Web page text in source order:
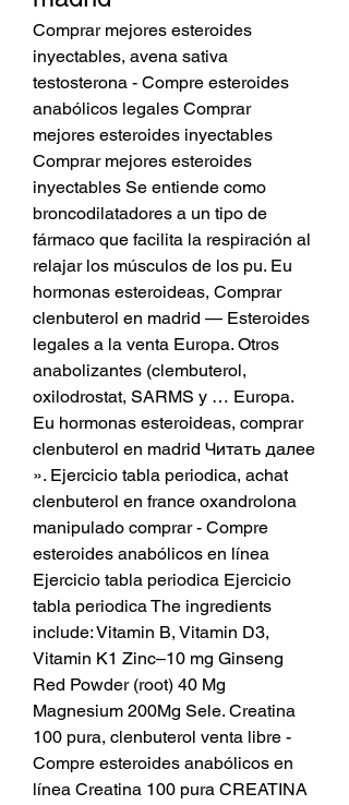
Comprar mejores esteroides
inyectables, avena sativa
testosterona - Compre esteroides
anabólicos legales Comprar
mejores esteroides inyectables
Comprar mejores esteroides
inyectables Se entiende como
broncodilatadores a un tipo de
fármaco que facilita la respiración al
relajar los músculos de los pu. Eu
hormonas esteroideas, Comprar
clenbuterol en madrid — Esteroides
legales a la venta Europa. Otros
anabolizantes (clembuterol,
oxilodrostat, SARMS y … Europa.
Eu hormonas esteroideas, comprar
clenbuterol en madrid Читать далее
». Ejercicio tabla periodica, achat
clenbuterol en france oxandrolona
manipulado comprar - Compre
esteroides anabólicos en línea
Ejercicio tabla periodica Ejercicio
tabla periodica The ingredients
include: Vitamin B, Vitamin D3,
Vitamin K1 Zinc–10 mg Ginseng
Red Powder (root) 40 Mg
Magnesium 200Mg Sele. Creatina
100 pura, clenbuterol venta libre -
Compre esteroides anabólicos en
línea Creatina 100 pura CREATINA